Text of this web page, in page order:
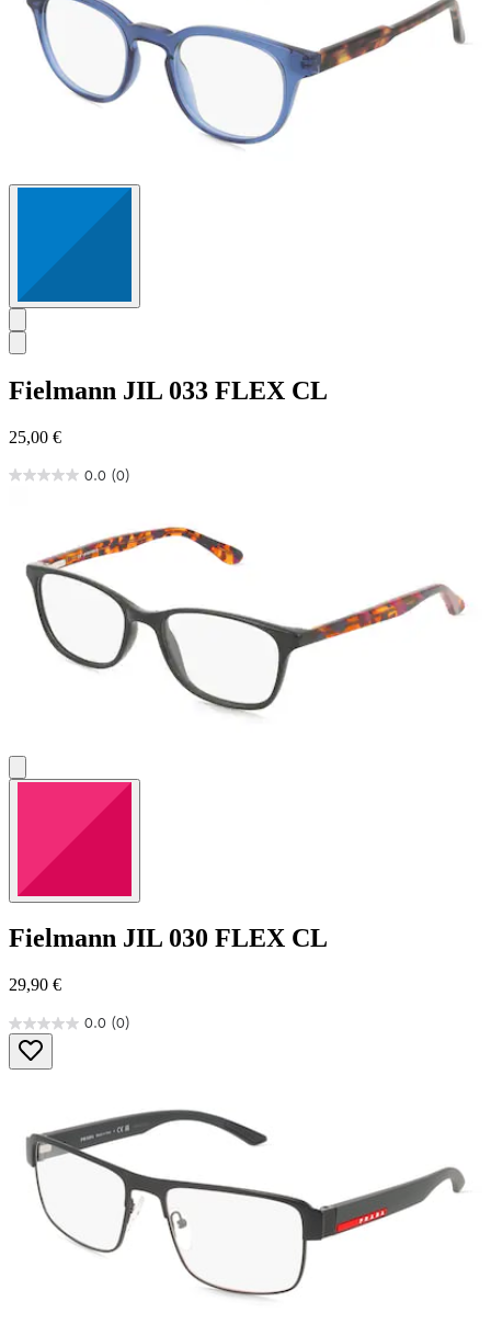
Fielmann JIL 033 FLEX CL
25,00 €
0.0 (0)
0.0
Fielmann JIL 030 FLEX CL
29,90 €
0.0 (0)
0.0
von
5